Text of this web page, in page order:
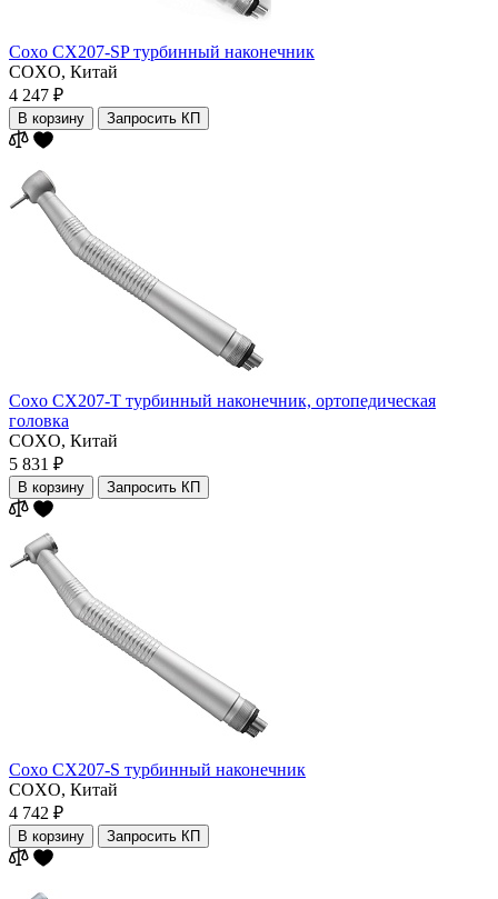
Coxo CX207-SP турбинный наконечник
COXO, Китай
4 247 ₽
В корзину Запросить КП
Coxo CX207-T турбинный наконечник, ортопедическая
головка
COXO, Китай
5 831 ₽
В корзину Запросить КП
Coxo CX207-S турбинный наконечник
COXO, Китай
4 742 ₽
В корзину Запросить КП